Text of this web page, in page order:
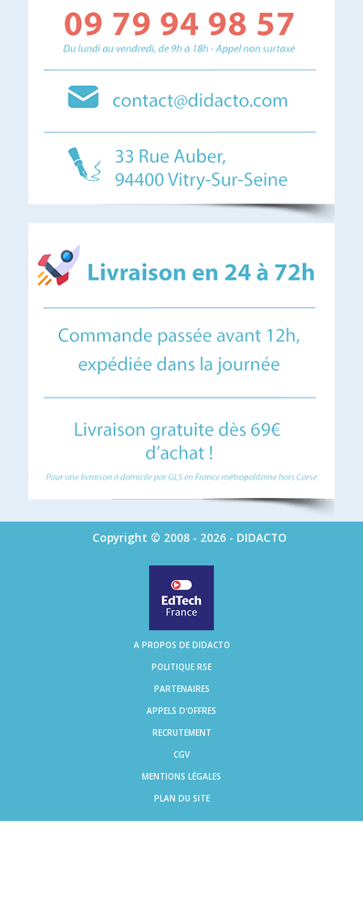
Copyright © 2008 - 2026 - DIDACTO
A PROPOS DE DIDACTO
POLITIQUE RSE
PARTENAIRES
APPELS D'OFFRES
RECRUTEMENT
CGV
MENTIONS LÉGALES
PLAN DU SITE